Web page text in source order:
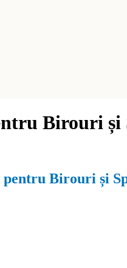
Birouri
Birouri și